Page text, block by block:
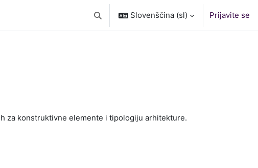
Preklopi iskalni vnos
Slovenščina ‎(sl)‎ Prijavite se
za konstruktivne elemente i tipologiju arhitekture.